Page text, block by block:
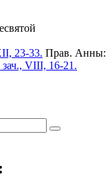
23-33. Прав. Анны:
VIII, 16-21.